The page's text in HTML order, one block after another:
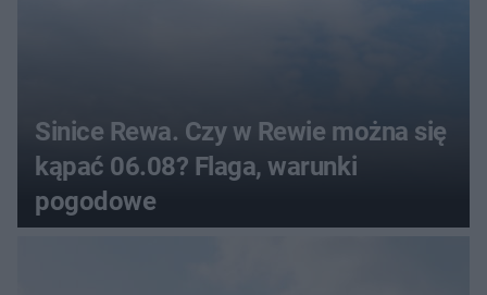
Sinice Rewa. Czy w Rewie można się
kąpać 06.08? Flaga, warunki
pogodowe